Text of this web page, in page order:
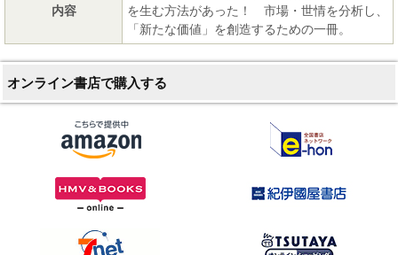
内容
を生む方法があった！ 市場・世情を分析し、
「新たな価値」を創造するための一冊。
オンライン書店で購入する